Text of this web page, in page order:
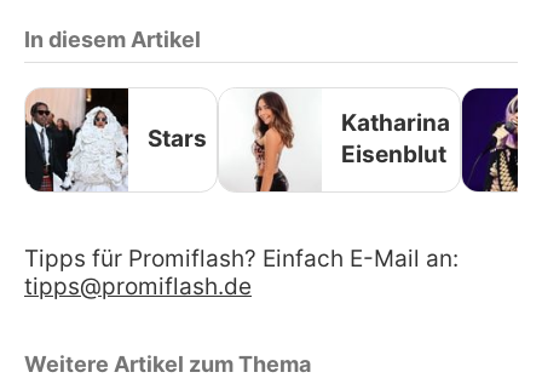
In diesem Artikel
Stars
Katharina
Eisenblut
Tipps für Promiflash? Einfach E-Mail an:
tipps@promiflash.de
Weitere Artikel zum Thema